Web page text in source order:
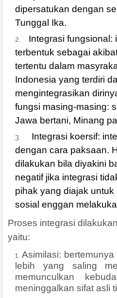
dipersatukan dengan
Tunggal Ika.
Integrasi fungsional:
terbentuk sebagai
tertentu dalam
Indonesia yang terdiri
mengintegrasikan
fungsi masing-masing:
Jawa bertani, Minang
Integrasi koersif:
dengan cara paksaan.
dilakukan bila diyakini
negatif jika integrasi
pihak yang diajak
sosial enggan
Proses integrasi
yaitu:
Asimilasi:
lebih yang saling
memunculkan
meninggalkan sifat asli